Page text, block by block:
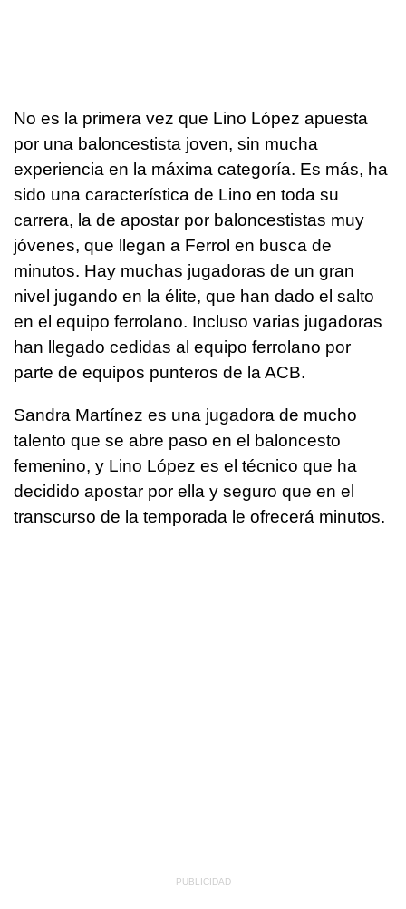
No es la primera vez que Lino López apuesta
por una baloncestista joven, sin mucha
experiencia en la máxima categoría. Es más, ha
sido una característica de Lino en toda su
carrera, la de apostar por baloncestistas muy
jóvenes, que llegan a Ferrol en busca de
minutos. Hay muchas jugadoras de un gran
nivel jugando en la élite, que han dado el salto
en el equipo ferrolano. Incluso varias jugadoras
han llegado cedidas al equipo ferrolano por
parte de equipos punteros de la ACB.
Sandra Martínez es una jugadora de mucho
talento que se abre paso en el baloncesto
femenino, y Lino López es el técnico que ha
decidido apostar por ella y seguro que en el
transcurso de la temporada le ofrecerá minutos.